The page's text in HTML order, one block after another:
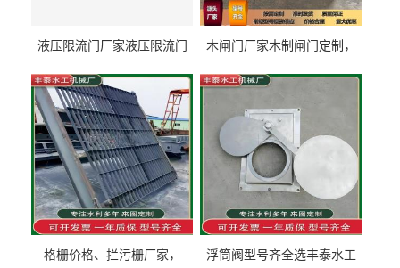
液压限流门厂家液压限流门
泰制造
木闸门厂家木制闸门定制，
型号齐全
格栅价格、拦污栅厂家，
浮筒阀型号齐全选丰泰水工